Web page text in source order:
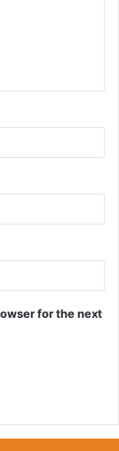
for the next